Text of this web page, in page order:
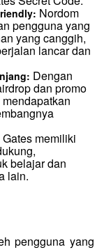
Nordom
pengguna yang
yang canggih,
lancar dan
Dengan
dan promo
memiliki
belajar dan
lain.
pengguna yang